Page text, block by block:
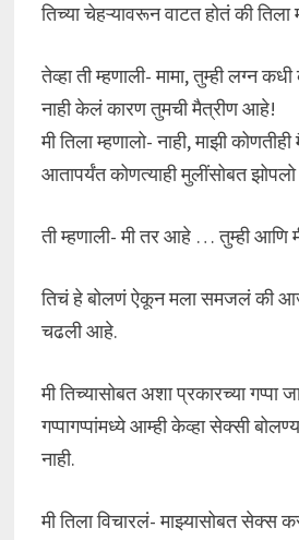
तिच्या चेहऱ्यावरून वाटत होतं की
तेव्हा ती म्हणाली- मामा, तुम्ही लग्न
नाही केलं कारण तुमची मैत्रीण आहे!
मी तिला म्हणालो- नाही, माझी
आतापर्यंत कोणत्याही मुलींसोबत झोपलो
ती म्हणाली- मी तर आहे … तुम्ही आणि
तिचं हे बोलणं ऐकून मला समजलं की
चढली आहे.
मी तिच्यासोबत अशा प्रकारच्या गप्पा
गप्पागप्पांमध्ये आम्ही केव्हा सेक्सी
नाही.
मी तिला विचारलं- माझ्यासोबत सेक्स